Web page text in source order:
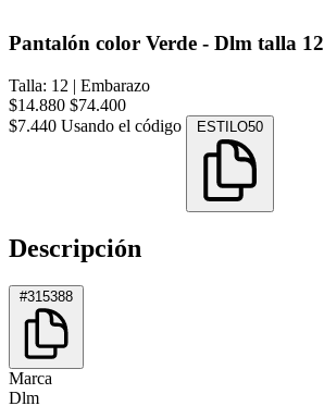
Pantalón color Verde - Dlm talla 12
Talla: 12 | Embarazo
$14.880 $74.400
$7.440 Usando el código ESTILO50
Descripción
#315388
Marca
Dlm